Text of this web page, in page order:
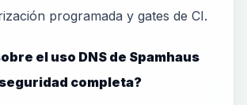
programada y gates de CI.
el uso DNS de Spamhaus
completa?